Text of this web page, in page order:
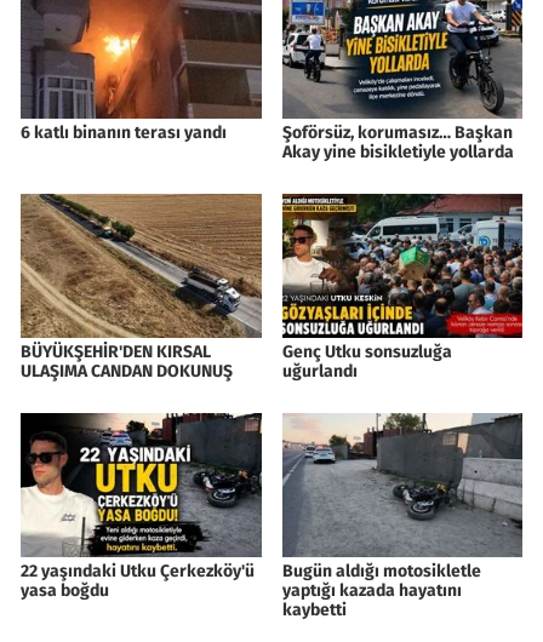
6 katlı binanın terası yandı
Şoförsüz, korumasız… Başkan
Akay yine bisikletiyle yollarda
BÜYÜKŞEHİR'DEN KIRSAL
ULAŞIMA CANDAN DOKUNUŞ
Genç Utku sonsuzluğa
uğurlandı
22 yaşındaki Utku Çerkezköy'ü
yasa boğdu
Bugün aldığı motosikletle
yaptığı kazada hayatını
kaybetti